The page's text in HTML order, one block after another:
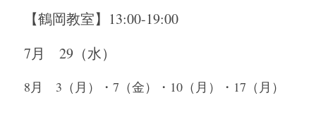
【鶴岡教室】13:00-19:00
7月　29（水）
8月　3（月）・7（金）・10（月）・17（月）